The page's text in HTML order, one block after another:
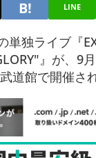
LINE
単独ライブ『
』が、9
道館で開催さ